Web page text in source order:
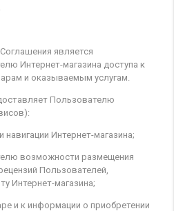
является
Интернет-магазина доступа к
и оказываемым услугам.
Пользователю
навигации Интернет-магазина;
возможности размещения
Пользователей,
Интернет-магазина;
и к информации о приобретении